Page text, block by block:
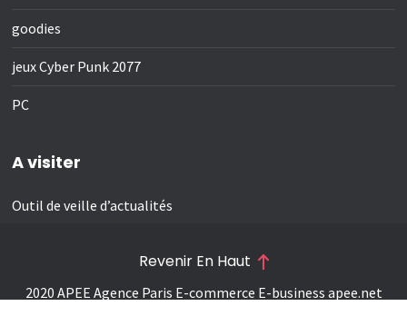
goodies
jeux Cyber Punk 2077
PC
A visiter
Outil de veille d’actualités
2020 APEE Agence Paris E-commerce E-business apee.net
Revenir En Haut